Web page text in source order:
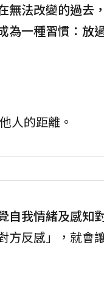
無法改變的過去
為一種習慣：放
人的距離。
我情緒及感知
方反感」，就會